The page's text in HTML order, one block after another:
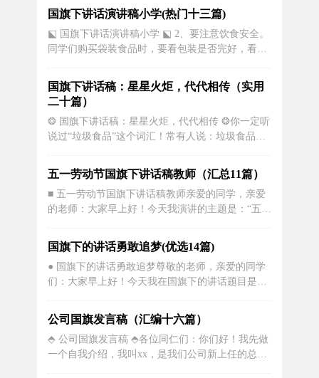
式上，也是在这里，我校第__届读书节顺利开幕。
本届读书节的主题是“点燃读书激情 共建书香校
园”校党委、教务处、学生处、教科处、东校区综合
办、工会、团委、图...
国旗下讲话演讲稿小学(热门十三篇)
⬕ 国旗下讲话演讲稿小学 ⬕ 2、要注意饮食安全。
同学们购买袋装食品时，要看包装是否完好，看清
无”食品，不随便在外就餐，防止食物中毒；不要在
学校门口和街道流动摊位购买零食，防止误食不健
康食品，造成食物中毒，并注意不要暴饮暴食。
3、要注意在教室里的安全。...
国旗下讲话稿：星星火炬，代代相传（实用
二十篇）
❂ 国旗下讲话稿：星星火炬，代代相传 ❂你一定听
说过“垃圾食品”这个词汇！常有人说：垃圾食品不
么是垃圾食品？所谓垃圾食品是指含人体所需营养
成分，经过炸、烤、烧等加工工艺使营养成分部分
或完全丧失，或在加工过程中添加、生成或长期过
量食用在人体内产生...
五一劳动节国旗下讲话稿教师（汇总11篇）
■ 五一劳动节国旗下讲话稿教师亲爱的同学，亲爱
的老师：大家早上好！今天我演讲的主题是：“五一
勃发，生机盎然。在这欣欣向荣的季节里，我们的
心就像迎春的花朵，美丽带着芬芳，希望伴着企
盼。“五一“国际劳动节，这是我们劳动者的幸福之
日，是全世界劳动人...
国旗下的讲话勇敢追梦(优选14篇)
● 国旗下的讲话勇敢追梦尊敬的老师，亲爱的同学
们：大家早上好！今天我在国旗下的讲话题目是
今天是开学第二周，短短一周来，我们的校园时时
处处都洋溢着新气象、新风貌，孕育着新希望。在
这里我们要感谢老师们的辛苦付出，新的学期,为了
给全体师生营造一个良好的育人和学习...
公司国旗发言稿（汇编十六篇）
⬘ 公司国旗发言稿 ⬘各位同仁们：你们好！我先做
一个自我介绍，我叫xx，是我们公司新上任的总经